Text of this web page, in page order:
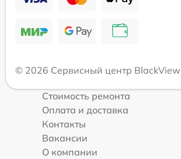
© 2026 Сервисный центр BlackView
Стоимость ремонта
Оплата и доставка
Контакты
Вакансии
О компании